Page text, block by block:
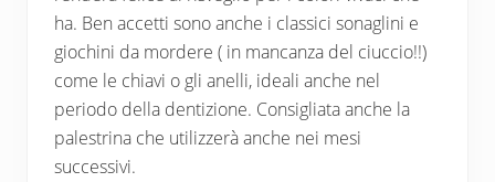
ha. Ben accetti sono anche i classici sonaglini e
giochini da mordere ( in mancanza del ciuccio!!)
come le chiavi o gli anelli, ideali anche nel
periodo della dentizione. Consigliata anche la
palestrina che utilizzerà anche nei mesi
successivi.